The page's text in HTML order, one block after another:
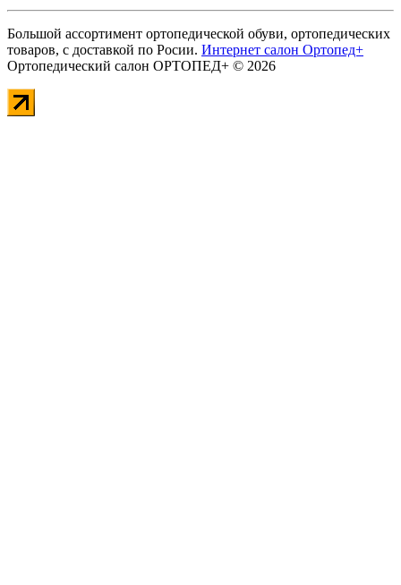
Большой ассортимент ортопедической обуви, ортопедических
товаров, с доставкой по Росии. Интернет салон Ортопед+
Ортопедический салон ОРТОПЕД+ © 2026